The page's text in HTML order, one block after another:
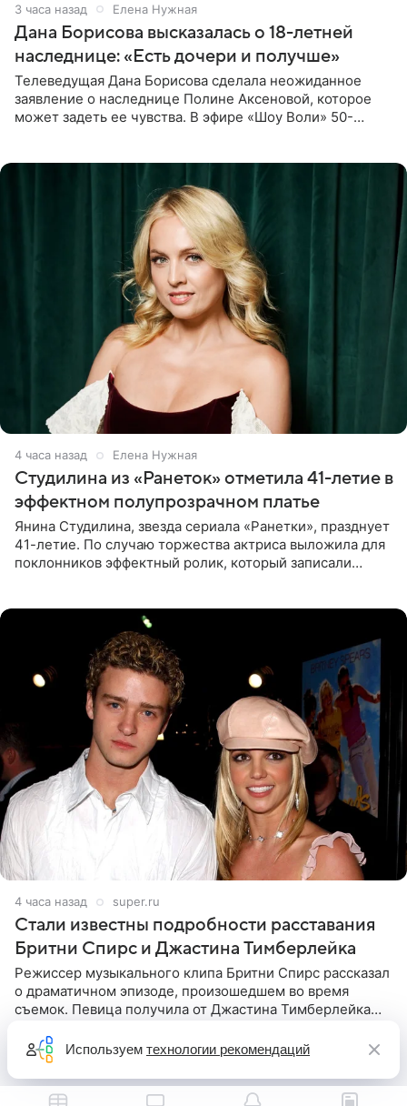
3 часа назад Елена Нужная
Дана Борисова высказалась о 18-летней
наследнице: «Есть дочери и получше»
Телеведущая Дана Борисова сделала неожиданное
заявление о наследнице Полине Аксеновой, которое
может задеть ее чувства. В эфире «Шоу Воли» 50-
4 часа назад Елена Нужная
Студилина из «Ранеток» отметила 41-летие в
эффектном полупрозрачном платье
Янина Студилина, звезда сериала «Ранетки», празднует
41-летие. По случаю торжества актриса выложила для
поклонников эффектный ролик, который записали
4 часа назад super.ru
Стали известны подробности расставания
Бритни Спирс и Джастина Тимберлейка
Режиссер музыкального клипа Бритни Спирс рассказал
о драматичном эпизоде, произошедшем во время
съемок. Певица получила от Джастина Тимберлейка
словам постановщика,
Используем технологии рекомендаций